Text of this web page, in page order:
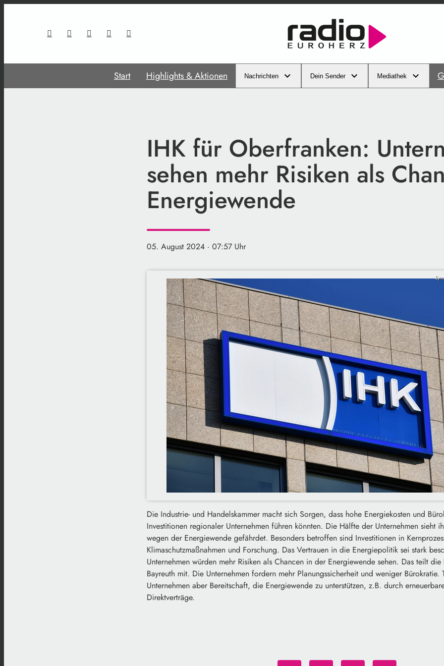
Start Highlights & Aktionen Nachrichten Dein Sender Mediathek
IHK für Oberfranken:
sehen mehr Risiken als
Energiewende
05. August 2024 · 07:57 Uhr
Die Industrie- und Handelskammer macht sich Sorgen, dass hohe Energiekosten und
Investitionen regionaler Unternehmen führen könnten. Die Hälfte der Unternehmen sieht
wegen der Energiewende gefährdet. Besonders betroffen sind Investitionen in
Klimaschutzmaßnahmen und Forschung. Das Vertrauen in die Energiepolitik sei stark
Unternehmen würden mehr Risiken als Chancen in der Energiewende sehen. Das teilt
Bayreuth mit. Die Unternehmen fordern mehr Planungssicherheit und weniger Bürokratie.
Unternehmen aber Bereitschaft, die Energiewende zu unterstützen, z.B. durch
Direktverträge.